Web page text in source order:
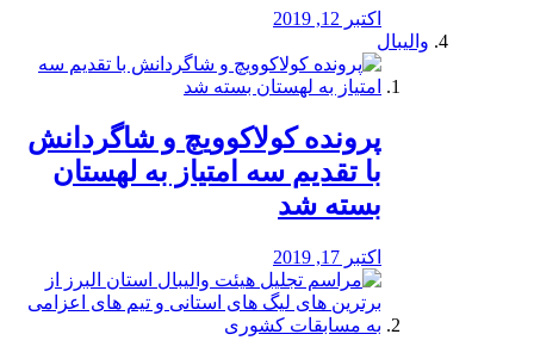
اکتبر 12, 2019
والیبال
پرونده کولاکوویچ و شاگردانش
با تقدیم سه امتیاز به لهستان
بسته شد
اکتبر 17, 2019